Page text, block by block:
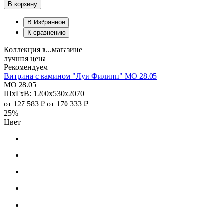
В корзину
В Избранное
К сравнению
Коллекция в...магазине
лучшая цена
Рекомендуем
Витрина с камином "Луи Филипп" МО 28.05
МО 28.05
ШхГхВ: 1200х530х2070
от 127 583 ₽ от 170 333 ₽
25%
Цвет